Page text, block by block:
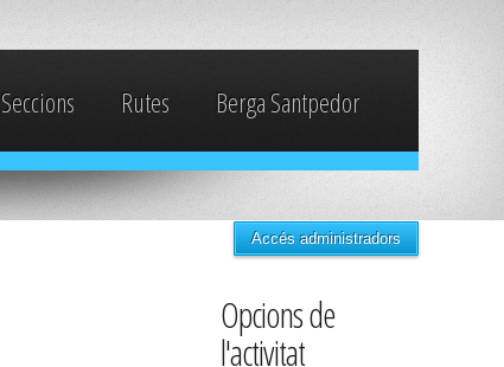
Seccions Rutes Berga Santpedor
Accés administradors
Opcions de
l'activitat